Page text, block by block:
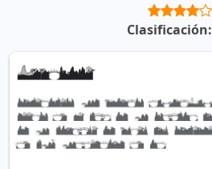
Clasificación: